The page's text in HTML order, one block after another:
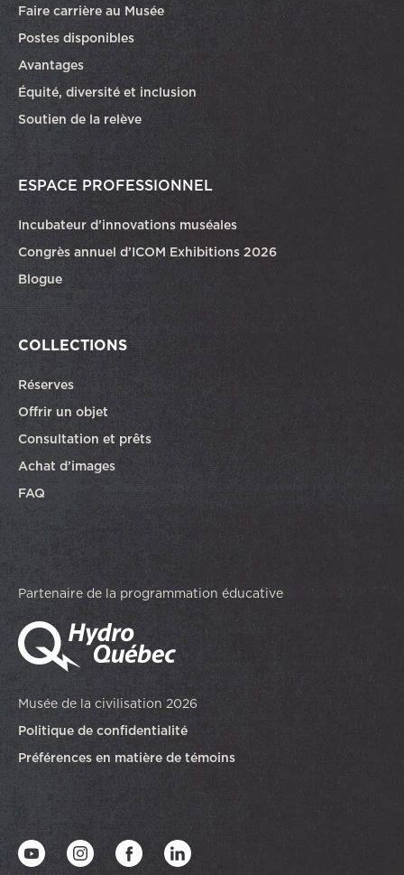
Faire carrière au Musée
Postes disponiblesCe lien ouvrira dans une autre fenêtre
Avantages
Équité, diversité et inclusion
Soutien de la relève
ESPACE PROFESSIONNEL
Incubateur d’innovations muséales
Congrès annuel d’ICOM Exhibitions 2026
Blogue
COLLECTIONS
Réserves
Offrir un objet
Consultation et prêts
Achat d’images
FAQ
Partenaire de la programmation éducative
Musée de la civilisation 2026
Politique de confidentialité
Préférences en matière de témoins